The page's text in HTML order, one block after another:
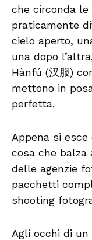
che circonda le
praticamente
cielo aperto,
una dopo
Hànfú (汉服)
mettono in
perfetta.
Appena si
cosa che balza
delle agenzie
pacchetti
shooting
Agli occhi di